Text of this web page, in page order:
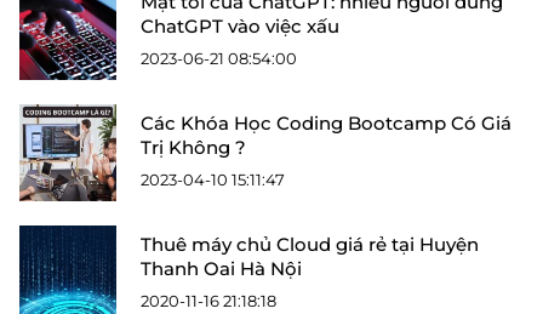
ChatGPT vào việc xấu
2023-06-21 08:54:00
Các Khóa Học Coding Bootcamp Có Giá
Trị Không ?
2023-04-10 15:11:47
Thuê máy chủ Cloud giá rẻ tại Huyện
Thanh Oai Hà Nội
2020-11-16 21:18:18